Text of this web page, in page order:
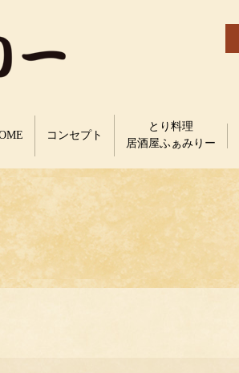
コンセプト
とり料理
居酒屋ふぁみりー